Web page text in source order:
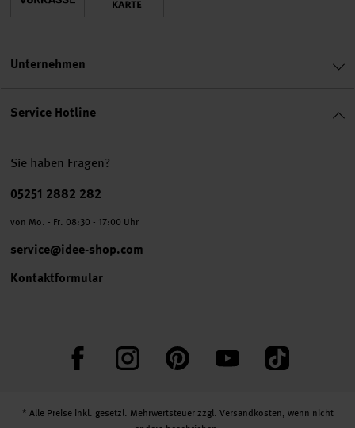
Service Hotline
Sie haben Fragen?
Telefonnummer
05251 2882 282
von Mo. - Fr. 08:30 - 17:00 Uhr
service@idee-shop.com
Kontaktformular
FacebookInstagram PinterestYouTube TikTok
Unternehmen
* Alle Preise inkl. gesetzl. Mehrwertsteuer zzgl. Versandkosten, wenn nicht